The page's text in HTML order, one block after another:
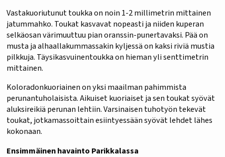
Vastakuoriutunut toukka on noin 1-2 millimetrin mittainen
jatummahko. Toukat kasvavat nopeasti ja niiden kuperan
selkäosan värimuuttuu pian oranssin-punertavaksi. Pää on
musta ja alhaallakummassakin kyljessä on kaksi riviä mustia
pilkkuja. Täysikasvuinentoukka on hieman yli senttimetrin
mittainen.
Koloradonkuoriainen on yksi maailman pahimmista
perunantuholaisista. Aikuiset kuoriaiset ja sen toukat syövät
aluksireikiä perunan lehtiin. Varsinaisen tuhotyön tekevät
toukat, jotkamassoittain esiintyessään syövät lehdet lähes
kokonaan.
Ensimmäinen havainto Parikkalassa